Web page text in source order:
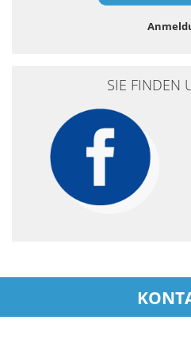
SIE FINDEN